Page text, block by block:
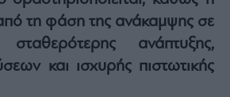
τη φάση της ανάκαμψης σε
ανάπτυξης,
και ισχυρής πιστωτικής